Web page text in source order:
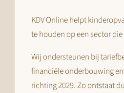
KDV Online helpt
te houden op een sector
Wij ondersteunen bij
financiële onderbouwing
richting 2029. Zo ontstaat